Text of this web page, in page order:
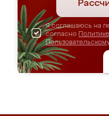
Я соглашаюсь на
согласно